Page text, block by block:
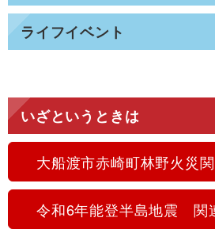
ライフイベント
いざというときは
大船渡市赤崎町林野火災
令和6年能登半島地震 関